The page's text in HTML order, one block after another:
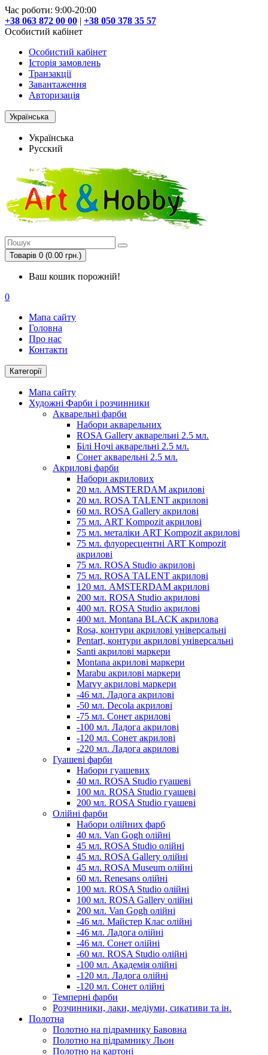
Час роботи: 9:00-20:00
+38 063 872 00 00 | +38 050 378 35 57
Особистий кабінет
Особистий кабінет
Історія замовлень
Транзакції
Завантаження
Авторизація
Українська
Українська
Русский
Товарів 0 (0.00 грн.)
Ваш кошик порожній!
0
Мапа сайту
Головна
Про нас
Контакти
Категорії
Мапа сайту
Художні Фарби і розчинники
Акварельні фарби
Набори акварельних
ROSA Gallery акварельні 2.5 мл.
Білі Ночі акварельні 2.5 мл.
Сонет акварельні 2.5 мл.
Акрилові фарби
Набори акрилових
20 мл. AMSTERDAM акрилові
20 мл. ROSA TALENT акрилові
60 мл. ROSA Gallery акрилові
75 мл. ART Kompozit акрилові
75 мл. металіки ART Kompozit акрилові
75 мл. флуоресцентні ART Kompozit
акрилові
75 мл. ROSA Studio акрилові
75 мл. ROSA TALENT акрилові
120 мл. AMSTERDAM акрилові
200 мл. ROSA Studio акрилові
400 мл. ROSA Studio акрилові
400 мл. Montana BLACK акрилова
Rosa, контури акрилові універсальні
Pentart, контури акрилові універсальні
Santi акрилові маркери
Montana акрилові маркери
Marabu акрилові маркери
Marvy акрилові маркери
-46 мл. Ладога акрилові
-50 мл. Decola акрилові
-75 мл. Сонет акрилові
-100 мл. Ладога акрилові
-120 мл. Сонет акрилові
-220 мл. Ладога акрилові
Гуашеві фарби
Набори гуашевих
40 мл. ROSA Studio гуашеві
100 мл. ROSA Studio гуашеві
200 мл. ROSA Studio гуашеві
Олійні фарби
Набори олійних фарб
40 мл. Van Gogh олійні
45 мл. ROSA Studio олійні
45 мл. ROSA Gallery олійні
45 мл. ROSA Museum олійні
60 мл. Renesans олійні
100 мл. ROSA Studio олійні
100 мл. ROSA Gallery олійні
200 мл. Van Gogh олійні
-46 мл. Майстер Клас олійні
-46 мл. Ладога олійні
-46 мл. Сонет олійні
-60 мл. ROSA Studio олійні
-100 мл. Академія олійні
-120 мл. Ладога олійні
-120 мл. Сонет олійні
Темперні фарби
Розчинники, лаки, медіуми, сикативи та ін.
Полотна
Полотно на підрамнику Бавовна
Полотно на підрамнику Льон
Полотно на картоні